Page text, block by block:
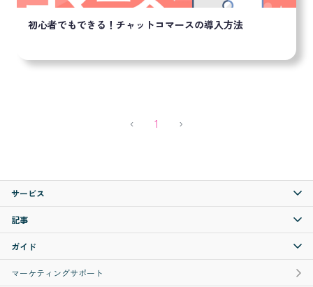
初心者でもできる！チャットコマースの導入方法
‹ Previous
1 (current)
›Next
サービス
記事
ガイド
マーケティングサポート